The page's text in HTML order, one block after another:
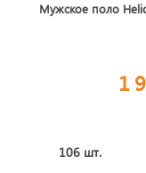
Мужское поло
1
106 шт.